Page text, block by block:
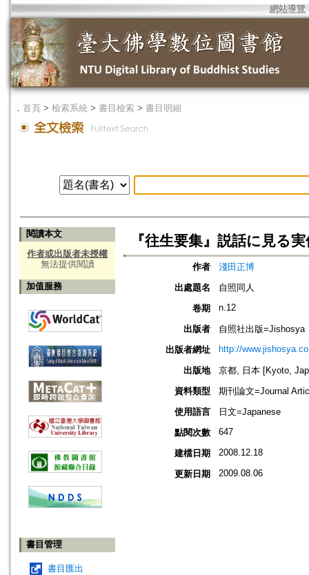
網站導覽
． 首頁 > 檢索系統 > 書目檢索 > 書目明細
閱讀本文
作者或出版者未授權
無法提供閱讀
加值服務
書目管理
書目匯出
『往生要集』説話に見る
作者
淺田正博
出處題名
自照同人
卷期
n.12
出版者
自照社出版=Jishosya
出版者網址
http://
出版地
京都, 日本 [Kyoto,
資料類型
期刊論文=Journal
使用語言
日文=Japanese
點閱次數
647
建檔日期 2008.12.18
更新日期 2009.08.06